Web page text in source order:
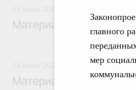
главного
мер
Материалы к
Материалы к